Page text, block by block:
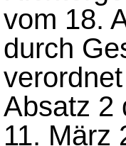
vom 18.
durch
Absatz 2
11. März